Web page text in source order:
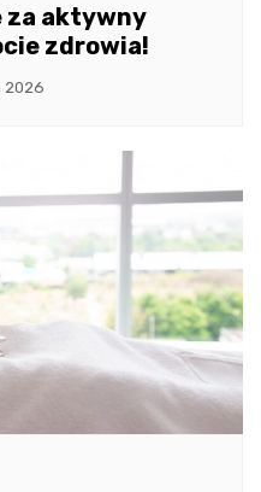
za aktywny
zdrowia!
2026